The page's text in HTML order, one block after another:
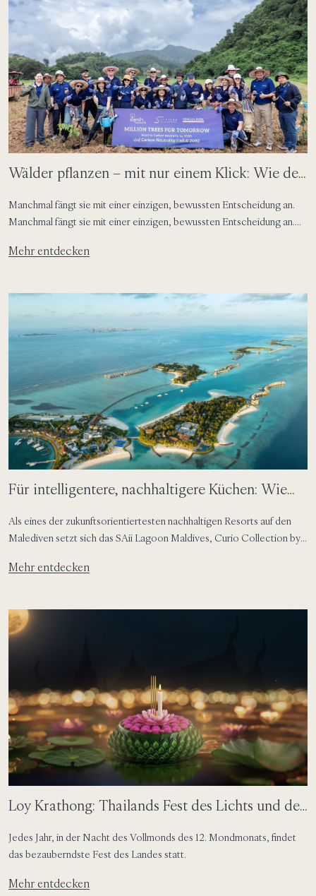
Wälder pflanzen – mit nur einem Klick: Wie der
Green Button kleine Entscheidungen
in dauerhafte Wirkung verwandelt
Manchmal fängt sie mit einer einzigen, bewussten Entscheidung an.
Manchmal fängt sie mit einer einzigen, bewussten Entscheidung an.
Gestalt angenommen – einer einfachen digitalen Funktion, mit der
Umwelt verwandeln können. Bereits verfügbar bei SAii […]
Mehr entdecken
Für intelligentere, nachhaltigere Küchen: Wie
SAii Lagoon Maldives die Reduzierung von
Lebensmittelabfällen auf den Malediven
vorantreibt
Als eines der zukunftsorientiertesten nachhaltigen Resorts auf den
Malediven setzt sich das SAii Lagoon Maldives, Curio Collection by
und zugleich das Gästeerlebnis durch achtsame Praktiken zu
wichtiger Schritt, um die Art und Weise zu verändern, wie das Resort
[…]
Mehr entdecken
Loy Krathong: Thailands Fest des Lichts und der
Verbundenheit
Jedes Jahr, in der Nacht des Vollmonds des 12. Mondmonats, findet
das bezauberndste Fest des Landes statt.
Mehr entdecken